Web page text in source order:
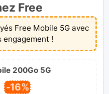
Free
Free Mobile 5G avec
engagement !
200Go 5G
-16%